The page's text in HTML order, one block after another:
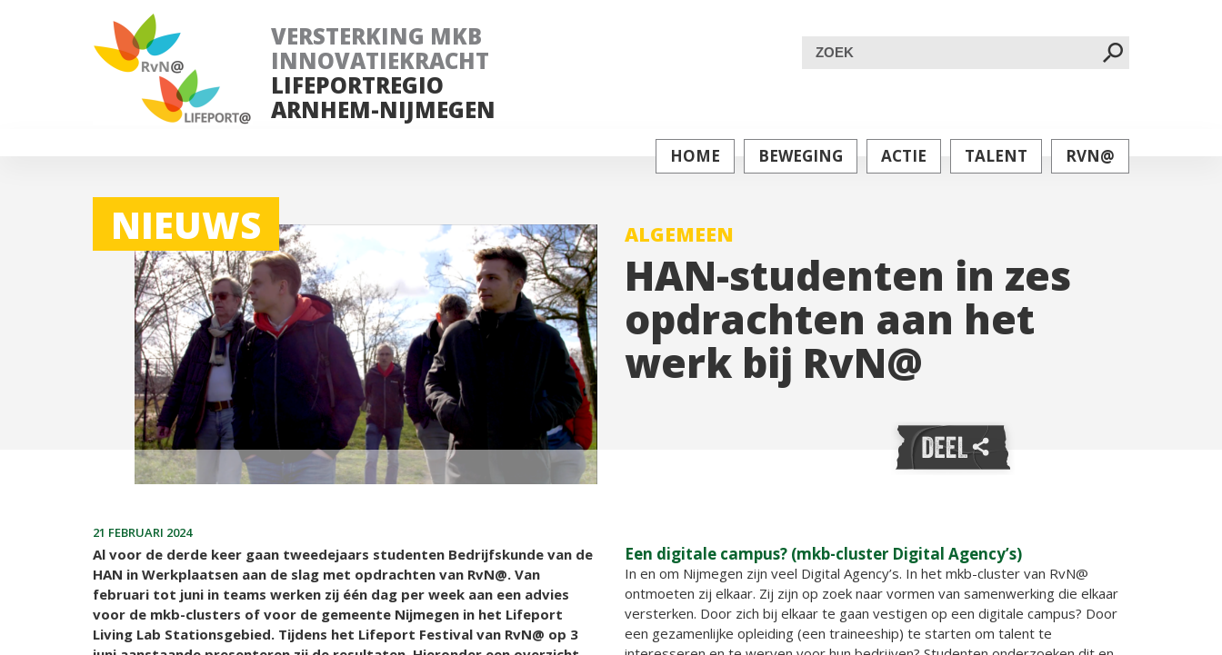
VERSTERKING MKB
INNOVATIEKRACHT
LIFEPORTREGIO
ARNHEM-NIJMEGEN
Zoeken
HOME BEWEGING ACTIE TALENT RVN@
NIEUWS ALGEMEEN
HAN-studenten in zes
opdrachten aan het
werk bij RvN@
21 FEBRUARI 2024
Al voor de derde keer gaan tweedejaars studenten Bedrijfskunde van de
HAN in Werkplaatsen aan de slag met opdrachten van RvN@. Van
februari tot juni in teams werken zij één dag per week aan een advies
voor de mkb-clusters of voor de gemeente Nijmegen in het Lifeport
Living Lab Stationsgebied. Tijdens het Lifeport Festival van RvN@ op 3
Een digitale campus? (mkb-cluster Digital Agency’s)
In en om Nijmegen zijn veel Digital Agency’s. In het mkb-cluster van RvN@
ontmoeten zij elkaar. Zij zijn op zoek naar vormen van samenwerking die elkaar
versterken. Door zich bij elkaar te gaan vestigen op een digitale campus? Door
een gezamenlijke opleiding (een traineeship) te starten om talent te